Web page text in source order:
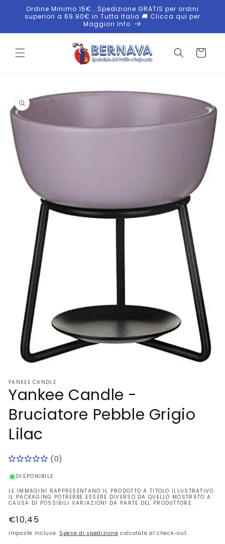
direttamente
ai contenuti
Ordine Minimo 15€...Spedizione GRATIS per ordini
superiori a 69.90€ in Tutta Italia 🚚 Clicca qui per
Maggiori Info
Carrello
informazioni
sul
prodotto
multimediali
1
in
modale
YANKEE CANDLE
Yankee Candle -
Bruciatore Pebble Grigio
Lilac
(0)
DISPONIBILE
LE IMMAGINI RAPPRESENTANO IL PRODOTTO A TITOLO ILLUSTRATIVO.
IL PACKAGING POTREBBE ESSERE DIVERSO DA QUELLO MOSTRATO A
CAUSA DI POSSIBILI VARIAZIONI DA PARTE DEL PRODUTTORE.
Prezzo
di
€10,45
Imposte incluse. Spese di spedizione calcolate al check-out.